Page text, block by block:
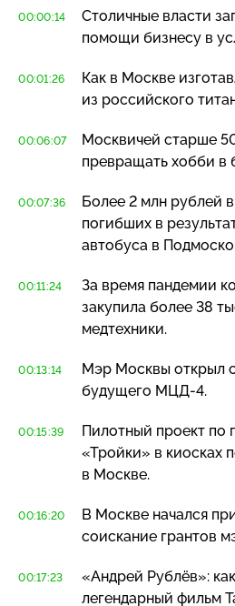
00:00:14
Столичные власти
помощи бизнесу в
00:01:26
Как в Москве
из российского
00:06:07
Москвичей старше
превращать хобби в
00:07:36
Более 2 млн рублей
погибших в
автобуса в
00:11:24
За время пандемии
закупила более 38
медтехники.
00:13:14
Мэр Москвы открыл
будущего МЦД-4.
00:15:39
Пилотный проект по
«Тройки» в киосках
в Москве.
00:16:20
В Москве начался
соискание грантов
00:17:23
«Андрей Рублёв»:
легендарный фильм